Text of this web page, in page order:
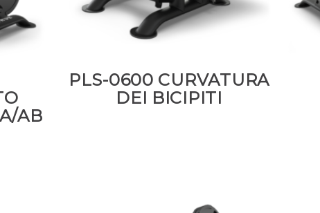
AB
PLS-0600 CURVATURA
DEI BICIPITI